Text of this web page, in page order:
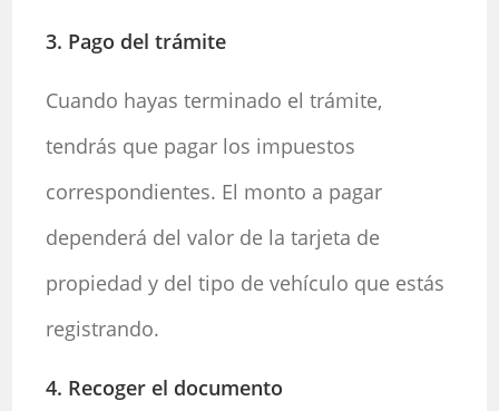
3. Pago del trámite
Cuando hayas terminado el trámite,
tendrás que pagar los impuestos
correspondientes. El monto a pagar
dependerá del valor de la tarjeta de
propiedad y del tipo de vehículo que estás
registrando.
4. Recoger el documento